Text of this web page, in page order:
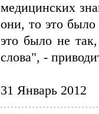
медицинских
они, то это было
это было не
слова", -
31 Январь 2012